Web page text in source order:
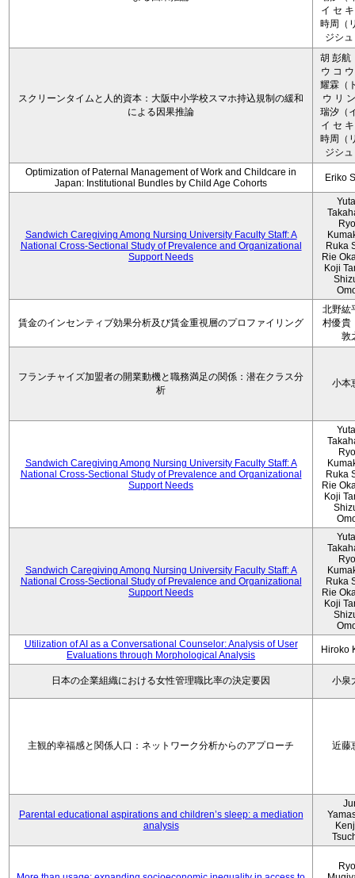
イ セ
時周（
ジシ
スクリーンタイムと人的資本：大阪中小学校スマホ持込規制の緩和
による因果推論
胡 彭航
ウ コ
耀霖（
ウ リ
瑞汐（
イ セ
時周（
ジシ
Optimization of Paternal Management of Work and Childcare in
Japan: Institutional Bundles by Child Age Cohorts
Eriko
Sandwich Caregiving Among Nursing University Faculty Staff: A
National Cross-Sectional Study of Prevalence and Organizational
Support Needs
Ruka
Rie
Koji
賃金のインセンティブ効果分析及び賃金重視層のプロファイリング
北野紘
村優貴
敦
フランチャイズ加盟者の開業動機と職務満足の関係：潜在クラス分
析
小本
Sandwich Caregiving Among Nursing University Faculty Staff: A
National Cross-Sectional Study of Prevalence and Organizational
Support Needs
Ruka
Rie
Koji
Sandwich Caregiving Among Nursing University Faculty Staff: A
National Cross-Sectional Study of Prevalence and Organizational
Support Needs
Ruka
Rie
Koji
Utilization of AI as a Conversational Counselor: Analysis of User
Evaluations through Morphological Analysis
Hiroko
日本の企業組織における女性管理職比率の決定要因 小泉
主観的幸福感と関係人口：ネットワーク分析からのアプローチ 近藤
Parental educational aspirations and children’s sleep: a mediation
analysis